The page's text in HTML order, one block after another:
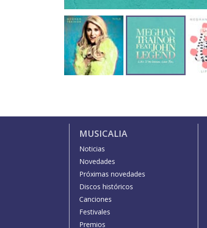
MUSICALIA
Noticias
Novedades
Próximas novedades
Discos históricos
Canciones
Festivales
Premios